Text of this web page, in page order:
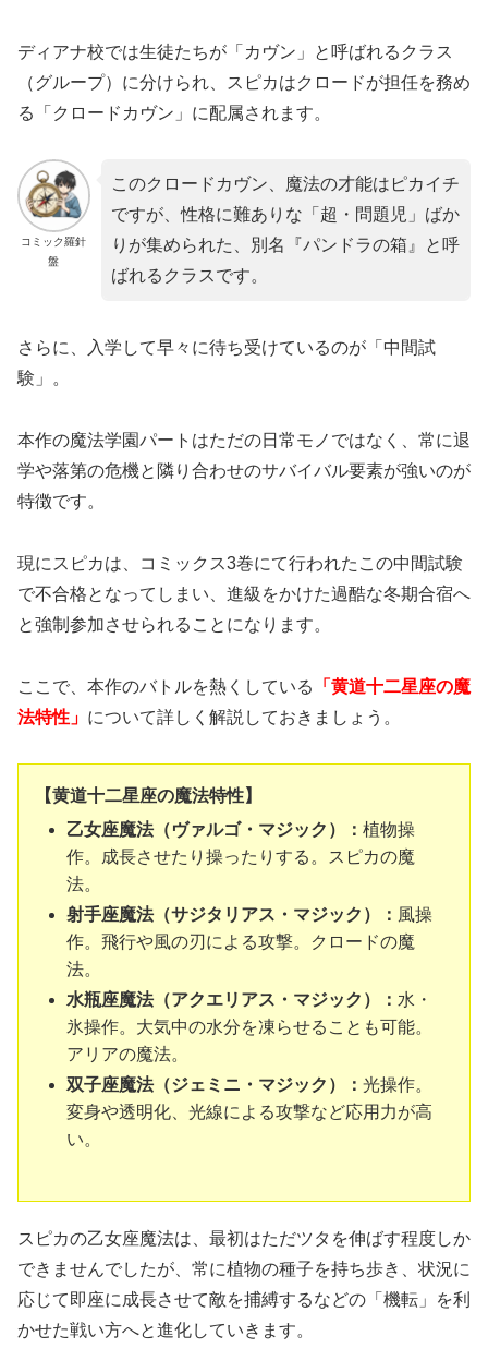
ディアナ校では生徒たちが「カヴン」と呼ばれるクラス
（グループ）に分けられ、スピカはクロードが担任を務め
る「クロードカヴン」に配属されます。
コミック羅針
盤
このクロードカヴン、魔法の才能はピカイチ
ですが、性格に難ありな「超・問題児」ばか
りが集められた、別名『パンドラの箱』と呼
ばれるクラスです。
さらに、入学して早々に待ち受けているのが「中間試
験」。
本作の魔法学園パートはただの日常モノではなく、常に退
学や落第の危機と隣り合わせのサバイバル要素が強いのが
特徴です。
現にスピカは、コミックス3巻にて行われたこの中間試験
で不合格となってしまい、進級をかけた過酷な冬期合宿へ
と強制参加させられることになります。
ここで、本作のバトルを熱くしている
「黄道十二星座の魔
法特性」 について詳しく解説しておきましょう。
【黄道十二星座の魔法特性】
乙女座魔法（ヴァルゴ・マジック）：植物操
作。成長させたり操ったりする。スピカの魔
法。
射手座魔法（サジタリアス・マジック）： 風操
作。飛行や風の刃による攻撃。クロードの魔
法。
水瓶座魔法（アクエリアス・マジック）： 水・
氷操作。大気中の水分を凍らせることも可能。
アリアの魔法。
双子座魔法（ジェミニ・マジック）：光操作。
変身や透明化、光線による攻撃など応用力が高
い。
スピカの乙女座魔法は、最初はただツタを伸ばす程度しか
できませんでしたが、常に植物の種子を持ち歩き、状況に
応じて即座に成長させて敵を捕縛するなどの「機転」を利
かせた戦い方へと進化していきます。